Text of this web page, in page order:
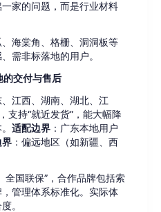
家的问题，而是行业材料
、海棠角、格栅、洞洞板等
需非标落地的用户。
的交付与售后
、江西、湖南、湖北、江
支持“就近发货”，能大幅降
适配边界 ：广东本地用户
界 ：偏远地区（如新疆、西
全国联保”，合作品牌包括索
管理体系标准化。实际体
。